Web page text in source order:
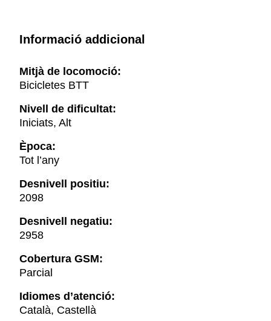
Informació addicional
Mitjà de locomoció:
Bicicletes BTT
Nivell de dificultat:
Iniciats, Alt
Època:
Tot l’any
Desnivell positiu:
2098
Desnivell negatiu:
2958
Cobertura GSM:
Parcial
Idiomes d’atenció:
Català, Castellà